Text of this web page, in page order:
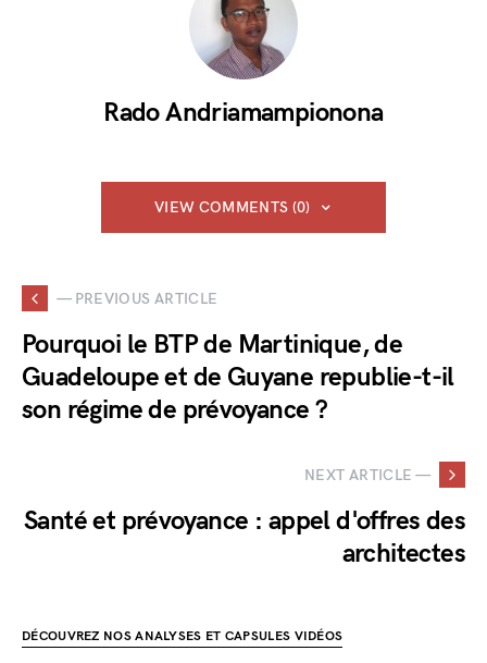
Rado Andriamampionona
VIEW COMMENTS (0)
— PREVIOUS ARTICLE
Pourquoi le BTP de Martinique, de
Guadeloupe et de Guyane republie-t-il
son régime de prévoyance ?
NEXT ARTICLE —
Santé et prévoyance : appel d'offres des
architectes
DÉCOUVREZ NOS ANALYSES ET CAPSULES VIDÉOS